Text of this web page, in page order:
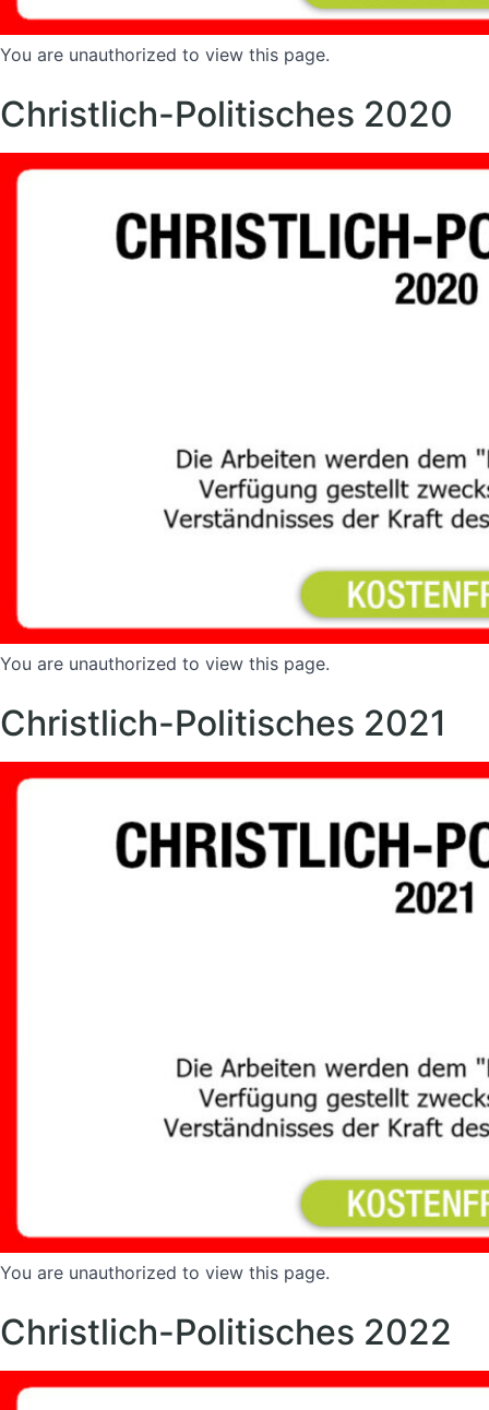
You are unauthorized to view this page.
Christlich-Politisches 2020
You are unauthorized to view this page.
Christlich-Politisches 2021
You are unauthorized to view this page.
Christlich-Politisches 2022